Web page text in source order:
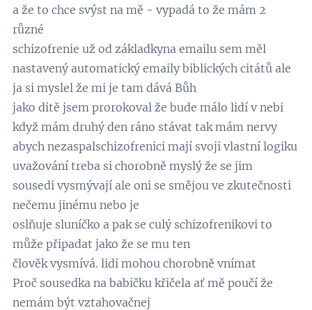
a že to chce svýst na mě - vypadá to že mám 2
různé
schizofrenie už od základkyna emailu sem měl
nastavený automatický emaily biblických citátů ale
ja si myslel že mi je tam dává Bůh
jako ditě jsem prorokoval že bude málo lidí v nebi
když mám druhý den ráno stávat tak mám nervy
abych nezaspalschizofrenici mají svoji vlastní logiku
uvažování treba si chorobně myslý že se jim
sousedi vysmývají ale oni se smějou ve zkutečnosti
nečemu jinému nebo je
oslňuje sluníčko a pak se culý schizofrenikovi to
může připadat jako že se mu ten
člověk vysmívá. lidi mohou chorobně vnímat
Proč sousedka na babičku křičela ať mě poučí že
nemám být vztahovačnej